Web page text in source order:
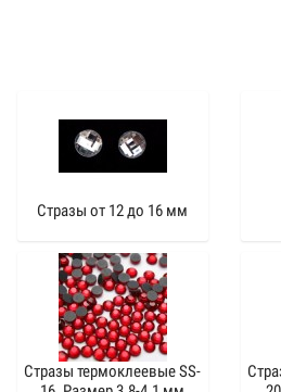
Стразы от 12 до 16 мм
Стразы термоклеевые SS-